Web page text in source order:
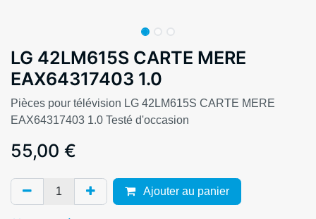
LG 42LM615S CARTE MERE
EAX64317403 1.0
Pièces pour télévision LG 42LM615S CARTE MERE
EAX64317403 1.0 Testé d'occasion
55,00 €
Ajouter au panier